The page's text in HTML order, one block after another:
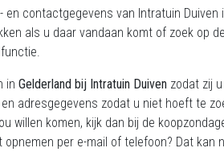
contactgegevens van Intratuin Duiven
als u daar vandaan komt of zoek op
in Gelderland bij Intratuin Duiven zodat zij
adresgegevens zodat u niet hoeft te
willen komen, kijk dan bij de
per e-mail of telefoon? Dat kan